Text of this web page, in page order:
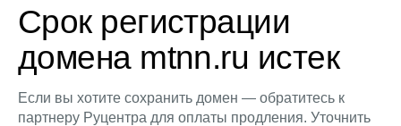
Срок регистрации
домена mtnn.ru истек
Если вы хотите сохранить домен — обратитесь к
партнеру Руцентра для оплаты продления. Уточнить